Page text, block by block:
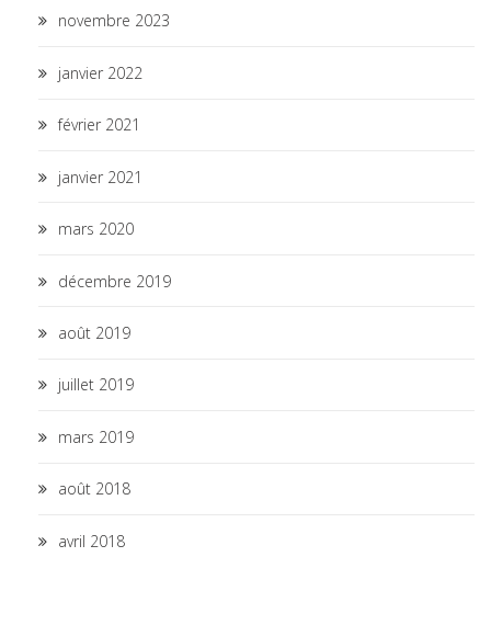
novembre 2023
janvier 2022
février 2021
janvier 2021
mars 2020
décembre 2019
août 2019
juillet 2019
mars 2019
août 2018
avril 2018